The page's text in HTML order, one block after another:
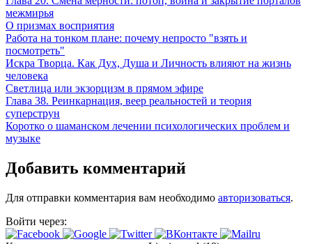
межмирья
О призмах восприятия
Работа на тонком плане: почему непросто "взять и
посмотреть"
Искра Творца. Как Дух, Душа и Личность влияют на жизнь
человека
Светлица или экзорцизм в прямом эфире
Глава 38. Реинкарнация, веер реальностей и теория
суперструн
Коротко о шаманском лечении психологических проблем и
музыке
Добавить комментарий
Для отправки комментария вам необходимо авторизоваться.
Войти через: